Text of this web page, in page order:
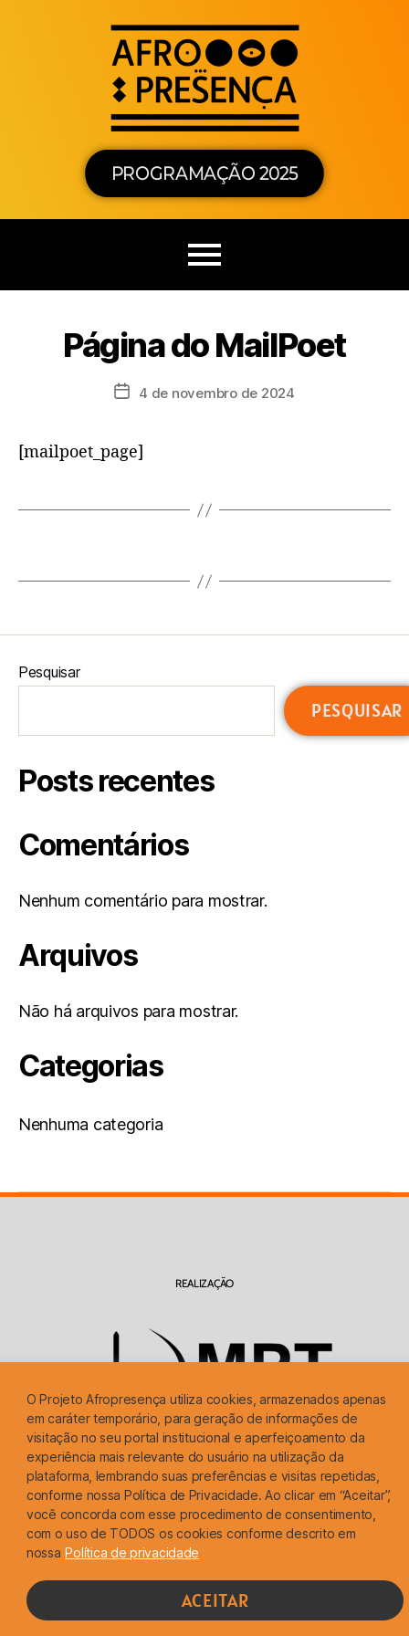
O Projeto Afropresença utiliza cookies, armazenados apenas
em caráter temporário, para geração de informações de
visitação no seu portal institucional e aperfeiçoamento da
experiência mais relevante do usuário na utilização da
plataforma, lembrando suas preferências e visitas repetidas,
conforme nossa Política de Privacidade. Ao clicar em “Aceitar”,
você concorda com esse procedimento de consentimento,
com o uso de TODOS os cookies conforme descrito em
nossa Política de privacidade
ACEITAR
PROGRAMAÇÃO 2025
Página do MailPoet
4 de novembro de 2024
[mailpoet_page]
Pesquisar
PESQUISAR
Posts recentes
Comentários
Nenhum comentário para mostrar.
Arquivos
Não há arquivos para mostrar.
Categorias
Nenhuma categoria
REALIZAÇÃO
Logormarca do Ministério Público do Trabalho em São Paulo
Todos os direitos reservados © Ministério Público Do Trablaho
Desenvolvido com afeto ♥ por Dapom Soluções Digitais